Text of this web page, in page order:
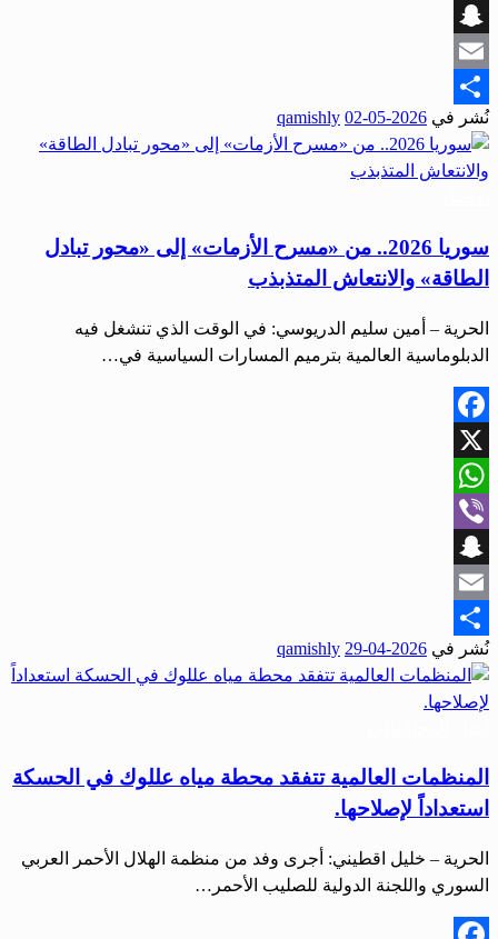
Viber
Snapchat
Email
Share
نُشر في 2026-05-02
qamishly
سوريا 2026.. من «مسرح الأزمات» إلى «محور تبادل
الطاقة» والانتعاش المتذبذب
الحرية – أمين سليم الدريوسي: في الوقت الذي تنشغل فيه
الدبلوماسية العالمية بترميم المسارات السياسية في…
Facebook
X
WhatsApp
Viber
Snapchat
Email
Share
نُشر في 2026-04-29
qamishly
المنظمات العالمية تتفقد محطة مياه عللوك في الحسكة
استعداداً لإصلاحها.
الحرية – خليل اقطيني: أجرى وفد من منظمة الهلال الأحمر العربي
السوري واللجنة الدولية للصليب الأحمر…